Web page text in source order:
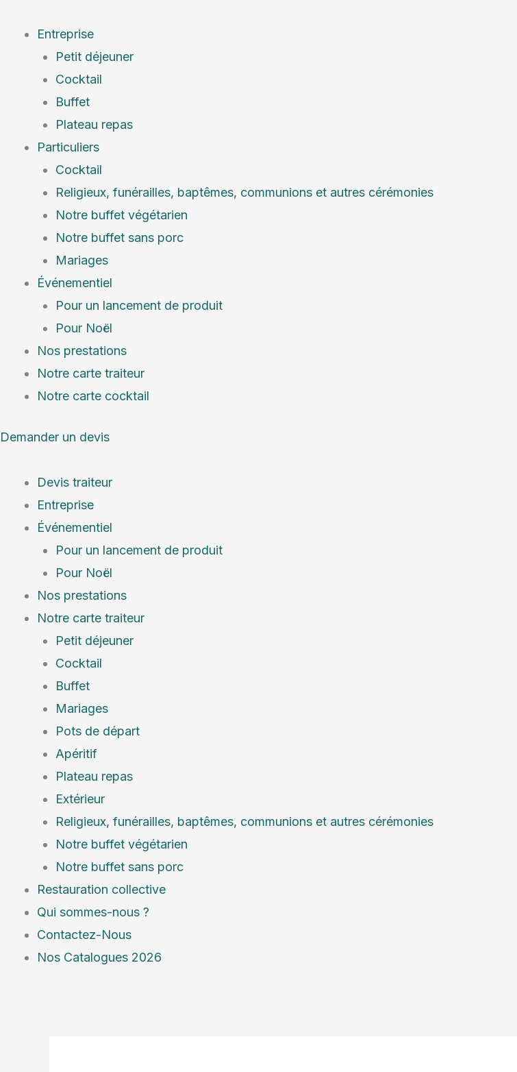
contenu
Entreprise
Petit déjeuner
Cocktail
Buffet
Plateau repas
Particuliers
Cocktail
Religieux, funérailles, baptêmes, communions et autres cérémonies
Notre buffet végétarien
Notre buffet sans porc
Mariages
Événementiel
Pour un lancement de produit
Pour Noël
Nos prestations
Notre carte traiteur
Notre carte cocktail
Demander un devis
Devis traiteur
Entreprise
Événementiel
Pour un lancement de produit
Pour Noël
Nos prestations
Notre carte traiteur
Petit déjeuner
Cocktail
Buffet
Mariages
Pots de départ
Apéritif
Plateau repas
Extérieur
Religieux, funérailles, baptêmes, communions et autres cérémonies
Notre buffet végétarien
Notre buffet sans porc
Restauration collective
Qui sommes-nous ?
Contactez-Nous
Nos Catalogues 2026